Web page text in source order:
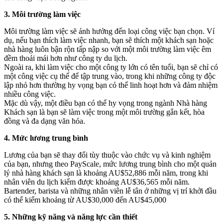
3. Môi trường làm việc
Môi trường làm việc sẽ ảnh hưởng đến loại công việc bạn chọn. Ví
dụ, nếu bạn thích làm việc nhanh, bạn sẽ thích một khách sạn hoặc
nhà hàng luôn bận rộn tấp nập so với một môi trường làm việc êm
đềm thoải mái hơn như công ty du lịch.
Ngoài ra, khi làm việc cho một công ty lớn có tên tuổi, bạn sẽ chỉ có
một công việc cụ thể để tập trung vào, trong khi những công ty độc
lập nhỏ hơn thường hy vọng bạn có thể linh hoạt hơn và đảm nhiệm
nhiều công việc.
Mặc dù vậy, một điều bạn có thể hy vọng trong ngành Nhà hàng
Khách sạn là bạn sẽ làm việc trong một môi trường gắn kết, hòa
đồng và đa dạng văn hóa.
4. Mức lương trung bình
Lương của bạn sẽ thay đổi tùy thuộc vào chức vụ và kinh nghiệm
của bạn, nhưng theo PayScale, mức lương trung bình cho một quản
lý nhà hàng khách sạn là khoảng AU$52,886 mỗi năm, trong khi
nhân viên du lịch kiếm được khoảng AU$36,565 mỗi năm.
Bartender, barista và những nhân viên lễ tân ở những vị trí khởi đầu
có thể kiếm khoảng từ AU$30,000 đến AU$45,000
5. Những kỹ năng và năng lực cần thiết